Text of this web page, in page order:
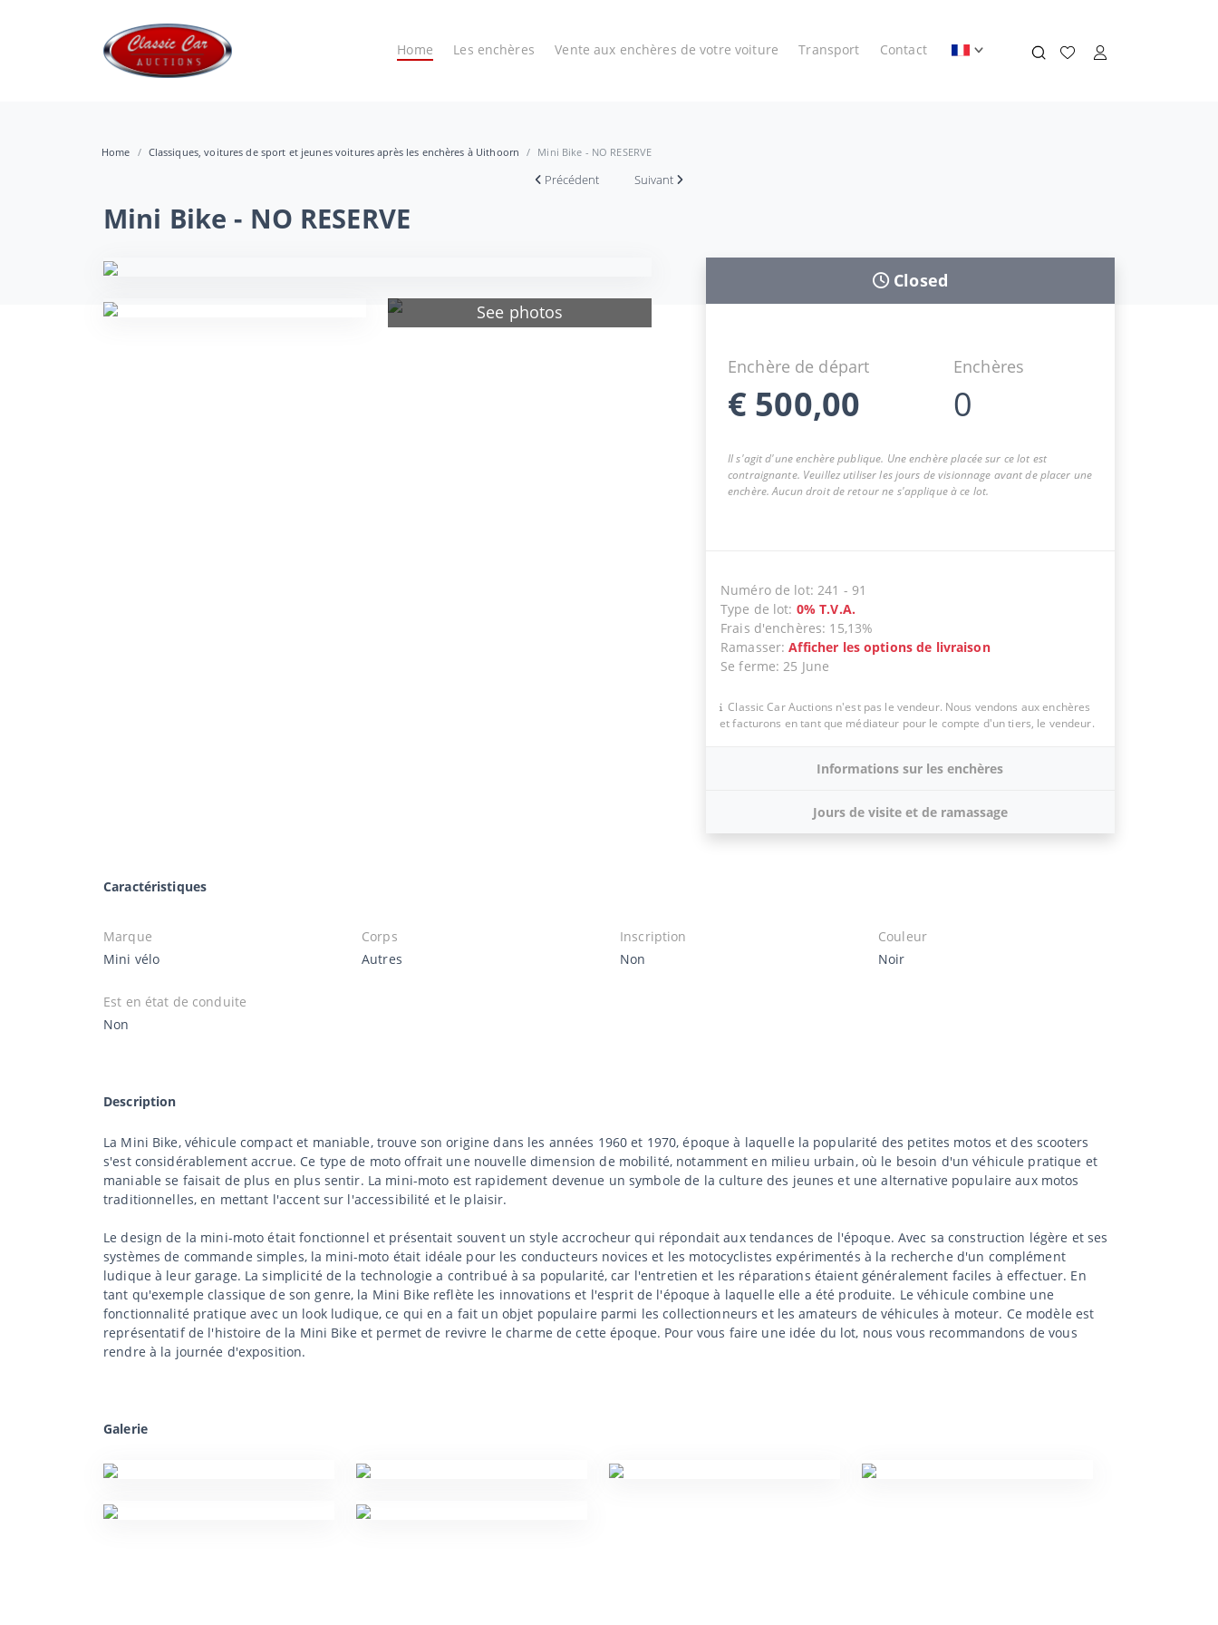
Home Les enchères Vente aux enchères de votre voiture Transport Contact
Home Classiques, voitures de sport et jeunes voitures après les enchères à Uithoorn Mini Bike - NO RESERVE
Précédent Suivant
Mini Bike - NO RESERVE
See photos
Closed
Enchère de départ
€ 500,00
Enchères
0
Il s'agit d'une enchère publique. Une enchère placée sur ce lot est
contraignante. Veuillez utiliser les jours de visionnage avant de placer une
enchère. Aucun droit de retour ne s'applique à ce lot.
Numéro de lot: 241 - 91
Type de lot: 0% T.V.A.
Frais d'enchères: 15,13%
Ramasser:Afficher les options de livraison
Se ferme:25 June
Classic Car Auctions n'est pas le vendeur. Nous vendons aux enchères
et facturons en tant que médiateur pour le compte d'un tiers, le vendeur.
Informations sur les enchères
Jours de visite et de ramassage
Caractéristiques
Marque
Mini vélo
Corps
Autres
Inscription
Non
Couleur
Noir
Est en état de conduite
Non
Description
La Mini Bike, véhicule compact et maniable, trouve son origine dans les années 1960 et 1970, époque à laquelle la popularité des petites motos et des scooters
s'est considérablement accrue. Ce type de moto offrait une nouvelle dimension de mobilité, notamment en milieu urbain, où le besoin d'un véhicule pratique et
maniable se faisait de plus en plus sentir. La mini-moto est rapidement devenue un symbole de la culture des jeunes et une alternative populaire aux motos
traditionnelles, en mettant l'accent sur l'accessibilité et le plaisir.
Le design de la mini-moto était fonctionnel et présentait souvent un style accrocheur qui répondait aux tendances de l'époque. Avec sa construction légère et ses
systèmes de commande simples, la mini-moto était idéale pour les conducteurs novices et les motocyclistes expérimentés à la recherche d'un complément
ludique à leur garage. La simplicité de la technologie a contribué à sa popularité, car l'entretien et les réparations étaient généralement faciles à effectuer. En
tant qu'exemple classique de son genre, la Mini Bike reflète les innovations et l'esprit de l'époque à laquelle elle a été produite. Le véhicule combine une
fonctionnalité pratique avec un look ludique, ce qui en a fait un objet populaire parmi les collectionneurs et les amateurs de véhicules à moteur. Ce modèle est
représentatif de l'histoire de la Mini Bike et permet de revivre le charme de cette époque. Pour vous faire une idée du lot, nous vous recommandons de vous
rendre à la journée d'exposition.
Galerie